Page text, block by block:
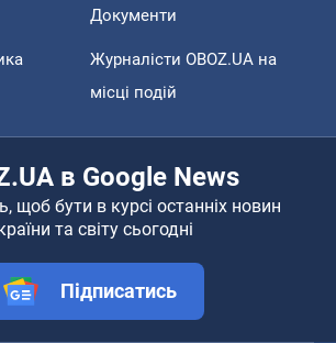
Документи
Журналісти OBOZ.UA на
місці подій
в Google News
щоб бути в курсі останніх новин
та світу сьогодні
Підписатись